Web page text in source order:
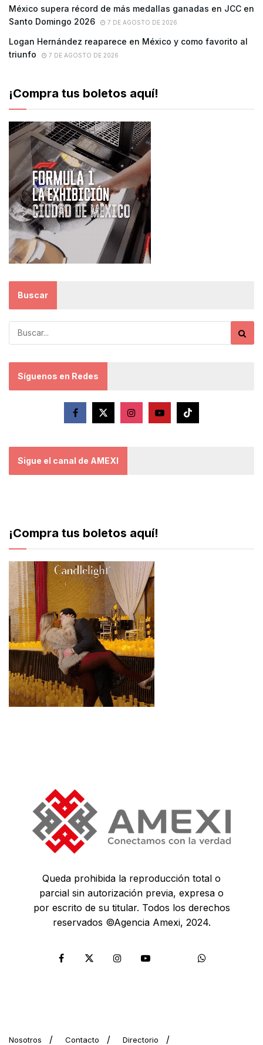
México supera récord de más medallas ganadas en JCC en
Santo Domingo 2026
7 DE AGOSTO DE 2026
Logan Hernández reaparece en México y como favorito al
triunfo
7 DE AGOSTO DE 2026
¡Compra tus boletos aquí!
Buscar
Síguenos en Redes
Sigue el canal de AMEXI
¡Compra tus boletos aquí!
Queda prohibida la reproducción total o
parcial sin autorización previa, expresa o
por escrito de su titular. Todos los derechos
reservados ©Agencia Amexi, 2024.
Nosotros Contacto Directorio